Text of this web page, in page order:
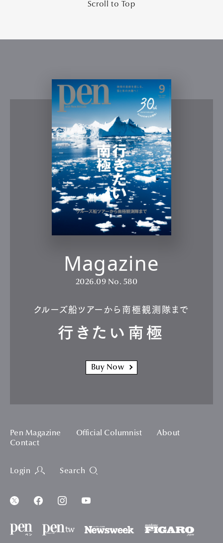
Scroll to Top
Magazine
2026.09 No. 580
クルーズ船ツアーから南極観測隊まで
行きたい南極
Buy Now
Pen Magazine Official Columnist
About
Contact
Login Search